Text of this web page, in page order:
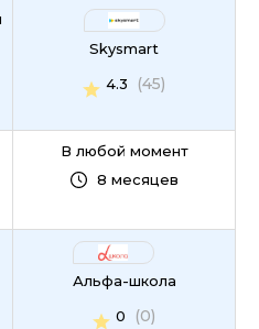
Skysmart
4.3
(45)
В любой момент
8 месяцев
Альфа-школа
0
(0)